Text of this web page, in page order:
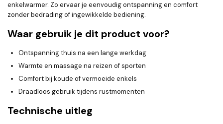
enkelwarmer. Zo ervaar je eenvoudig ontspanning en comfort
zonder bedrading of ingewikkelde bediening.
Waar gebruik je dit product voor?
Ontspanning thuis na een lange werkdag
Warmte en massage na reizen of sporten
Comfort bij koude of vermoeide enkels
Draadloos gebruik tijdens rustmomenten
Technische uitleg